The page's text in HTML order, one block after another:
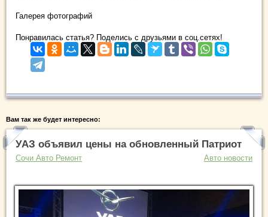
Галерея фотографий
Понравилась статья? Поделись с друзьями в соц.сетях!
Вам так же будет интересно:
УАЗ объявил цены на обновленный Патриот
Сочи Авто Ремонт Авто новости